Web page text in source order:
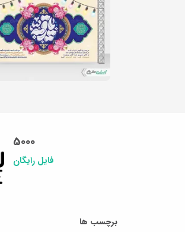
5000
فایل رایگان
برچسب ها